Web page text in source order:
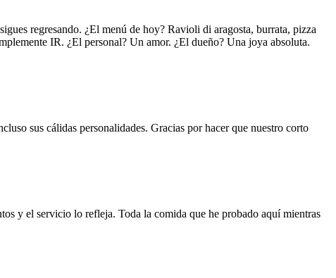
regresando. ¿El menú de hoy? Ravioli di aragosta, burrata, pizza
IR. ¿El personal? Un amor. ¿El dueño? Una joya absoluta.
sus cálidas personalidades. Gracias por hacer que nuestro corto
y el servicio lo refleja. Toda la comida que he probado aquí mientras